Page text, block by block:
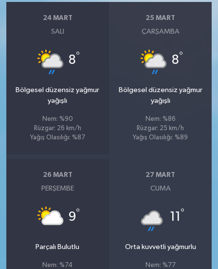
24 MART
SALI
8°
Bölgesel düzensiz yağmur
yağışlı
Nem: %90
Rüzgar: 26 km/h
Yağış Olasılığı: %87
25 MART
ÇARŞAMBA
8°
Bölgesel düzensiz yağmur
yağışlı
Nem: %86
Rüzgar: 25 km/h
Yağış Olasılığı: %89
26 MART
PERŞEMBE
9°
Parçalı Bulutlu
Nem: %74
27 MART
CUMA
11 °
Orta kuvvetli yağmurlu
Nem: %77